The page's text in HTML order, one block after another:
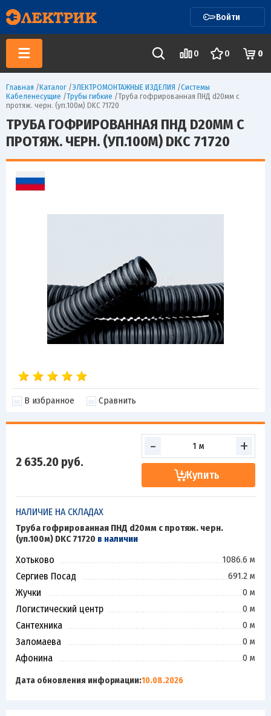
Войти
0 0 0
Главная /Каталог /ЭЛЕКТРОМОНТАЖНЫЕ ИЗДЕЛИЯ /Системы
Кабеленесущие /Трубы гибкие /Труба гофрированная ПНД d20мм с
протяж. черн. (уп.100м) DKC 71720
ТРУБА ГОФРИРОВАННАЯ ПНД D20ММ С
ПРОТЯЖ. ЧЕРН. (УП.100М) DKC 71720
В избранное Сравнить
2 635.20 руб.
- +
Купить
НАЛИЧИЕ НА СКЛАДАХ
Труба гофрированная ПНД d20мм с протяж. черн.
(уп.100м) DKC 71720 в наличии
Хотьково 1086.6 м
Сергиев Посад 691.2 м
Жучки 0 м
Логистический центр 0 м
Сантехника 0 м
Заломаева 0 м
Афонина 0 м
Дата обновления информации:10.08.2026